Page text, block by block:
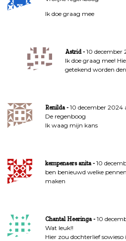
Ik doe graag mee
Astrid
10 december
Ik doe graag mee!
getekend worden
Renilda
10 december 2024
De regenboog
Ik waag mijn kans
kempenaers anita
10
ben benieuwd welke
maken
Chantal Heeringa
10
Wat leuk!!
Hier zou dochterlief